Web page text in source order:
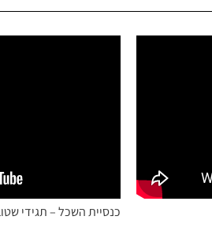
כנסיית השכל – תגידי